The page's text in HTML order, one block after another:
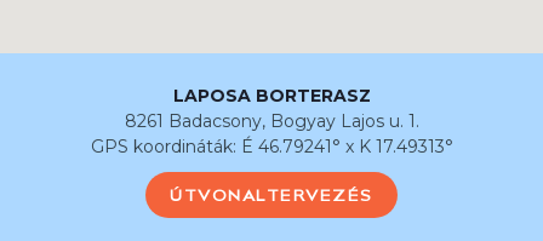
LAPOSA BORTERASZ
8261 Badacsony, Bogyay Lajos u. 1.
GPS koordináták: É 46.79241° x K 17.49313°
ÚTVONALTERVEZÉS